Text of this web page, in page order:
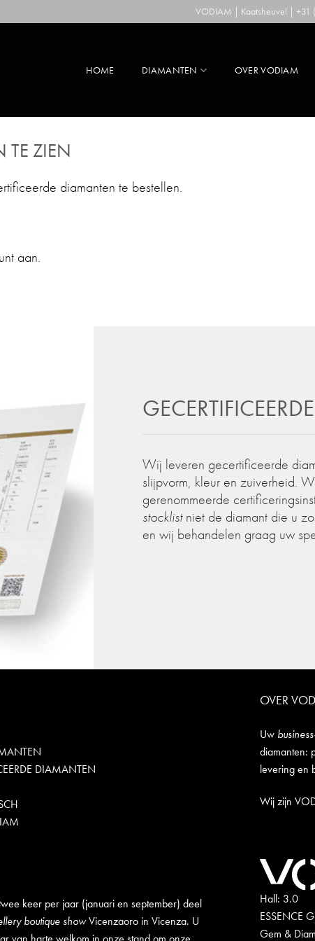
VODIAM | Kaatsheuvel | +31
HOME DIAMANTEN OVER VODIAM
TE ZIEN
diamanten te bestellen.
aan.
Wij leveren gecertificeerde
slijpvorm, kleur en zuiverheid.
gerenommeerde
stocklistniet de diamant die u
en wij behandelen graag uw
DIAMANTEN
keer per jaar (januari en september) deel
boutique showVicenzaoro in Vicenza. U
OVER
Uw
diamanten:
levering en
Wij zijn
Hall: 3.0
ESSENCE
Gem &